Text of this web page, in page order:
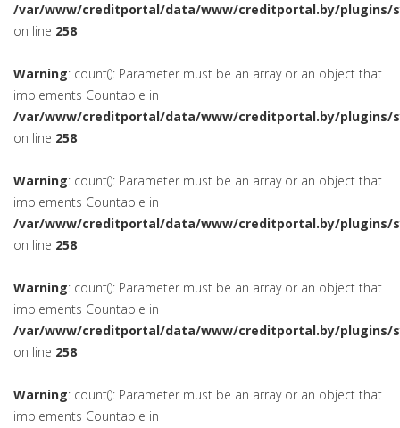
/var/www/creditportal/data/www/creditportal.by/plugins/
on line 258
Warning: count(): Parameter must be an array or an object that
implements Countable in
/var/www/creditportal/data/www/creditportal.by/plugins/
on line 258
Warning: count(): Parameter must be an array or an object that
implements Countable in
/var/www/creditportal/data/www/creditportal.by/plugins/
on line 258
Warning: count(): Parameter must be an array or an object that
implements Countable in
/var/www/creditportal/data/www/creditportal.by/plugins/
on line 258
Warning: count(): Parameter must be an array or an object that
implements Countable in